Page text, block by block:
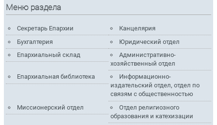
Меню раздела
Секретарь Епархии
Канцелярия
Бухгалтерия
Юридический отдел
Епархиальный склад
Административно-
хозяйственный отдел
Епархиальная библиотека
Информационно-
издательский отдел, отдел по
связям с общественностью
Миссионерский отдел
Отдел религиозного
образования и катехизации